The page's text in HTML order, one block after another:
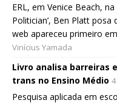
ERL, em Venice Beach,
Politician’, Ben Platt posa
web apareceu primeiro
Vinícius Yamada
Livro analisa barreiras
trans no Ensino Médio
Pesquisa aplicada em